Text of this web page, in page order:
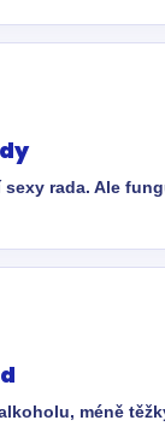
sexy rada. Ale
méně